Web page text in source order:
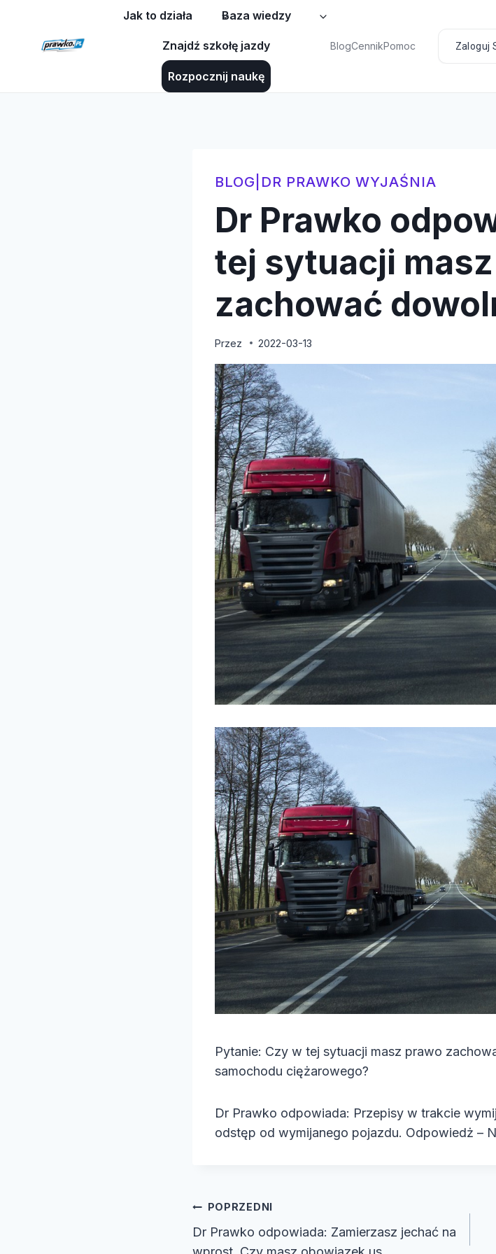
Jak to działa Baza wiedzy
Znajdź szkołę jazdy
Rozpocznij naukę
BlogCennikPomoc Zaloguj
BLOG DR PRAWKO WYJAŚNIA
Dr Prawko
tej sytuacji
zachować
Przez 2022-03-13
Pytanie: Czy w tej sytuacji masz prawo
samochodu ciężarowego?
Dr Prawko odpowiada: Przepisy w trakcie
odstęp od wymijanego pojazdu. Odpowiedż –
Nawigacja
POPRZEDNI
Dr Prawko odpowiada: Zamierzasz jechać na